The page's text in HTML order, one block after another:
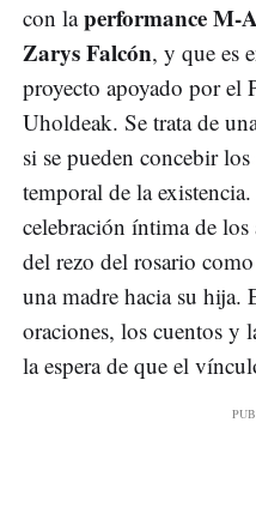
con laperformance M-
Zarys Falcón, y que es
proyecto apoyado por el
Uholdeak. Se trata de
si se pueden concebir
temporal de la
celebración íntima de
del rezo del rosario
una madre hacia su hija.
oraciones, los cuentos y
la espera de que el